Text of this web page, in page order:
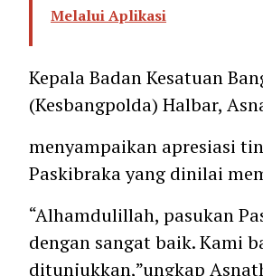
Melalui Aplikasi
Kepala Badan Kesatuan
(Kesbangpolda) Halbar,
menyampaikan apresiasi
Paskibraka yang dinilai
“Alhamdulillah, pasukan
dengan sangat baik. Kami
ditunjukkan,”ungkap